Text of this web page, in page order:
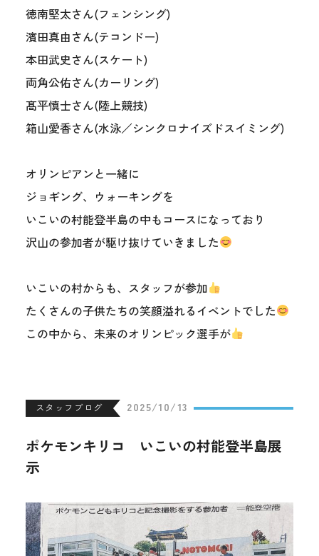
徳南堅太さん(フェンシング)
濱田真由さん(テコンドー)
本田武史さん(スケート)
両角公佑さん(カーリング)
髙平慎士さん(陸上競技)
箱山愛香さん(水泳／シンクロナイズドスイミング)
オリンピアンと一緒に
ジョギング、ウォーキングを
いこいの村能登半島の中もコースになっており
沢山の参加者が駆け抜けていきました
いこいの村からも、スタッフが参加
たくさんの子供たちの笑顔溢れるイベントでした
この中から、未来のオリンピック選手が
スタッフブログ 2025/10/13
ポケモンキリコ いこいの村能登半島展
示